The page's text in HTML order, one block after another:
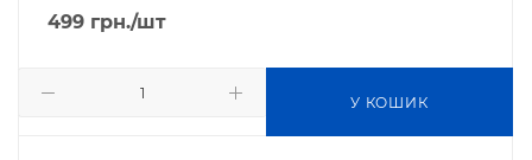
499 грн./шт
У КОШИК